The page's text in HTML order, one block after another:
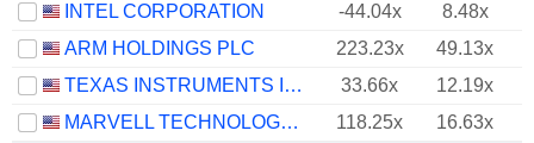
INTEL CORPORATION
-44.04x 8.48x
ARM HOLDINGS PLC
223.23x
49.13x
TEXAS INSTRUMENTS INCORPORATED
33.66x 12.19x
MARVELL TECHNOLOGY GROUP LTD
118.25x 16.63x